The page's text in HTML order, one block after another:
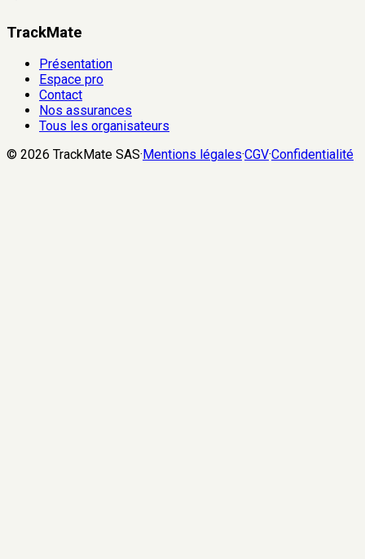
TrackMate
Présentation
Espace pro
Contact
Nos assurances
Tous les organisateurs
© 2026 TrackMate SAS· Mentions légales·CGV·Confidentialité